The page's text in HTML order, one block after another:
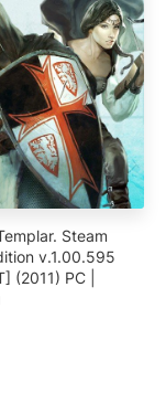
Steam
v.1.00.595
(2011) PC |